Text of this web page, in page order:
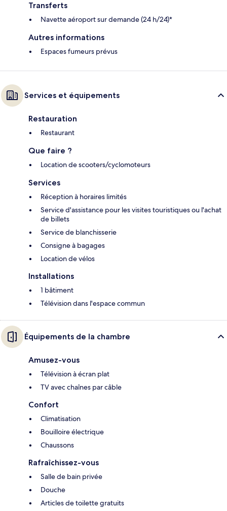
Transferts
Navette aéroport sur demande (24 h/24)*
Autres informations
Espaces fumeurs prévus
Services et équipements
Restauration
Restaurant
Que faire ?
Location de scooters/cyclomoteurs
Services
Réception à horaires limités
Service d'assistance pour les visites touristiques ou l'achat
de billets
Service de blanchisserie
Consigne à bagages
Location de vélos
Installations
1 bâtiment
Télévision dans l'espace commun
Équipements de la chambre
Amusez-vous
Télévision à écran plat
TV avec chaînes par câble
Confort
Climatisation
Bouilloire électrique
Chaussons
Rafraîchissez-vous
Salle de bain privée
Douche
Articles de toilette gratuits